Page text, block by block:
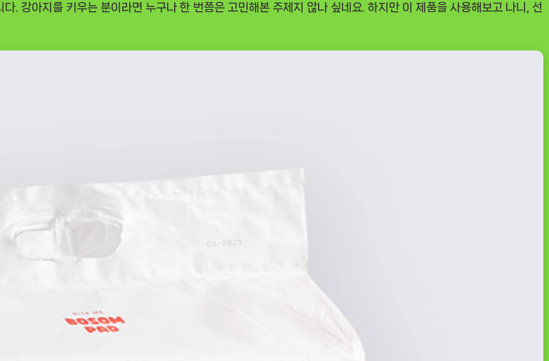
. 강아지를 키우는 분이라면 누구나 한 번쯤은 고민해본 주제지 않나 싶네요. 하지만 이 제품을 사용해보고 나니, 선